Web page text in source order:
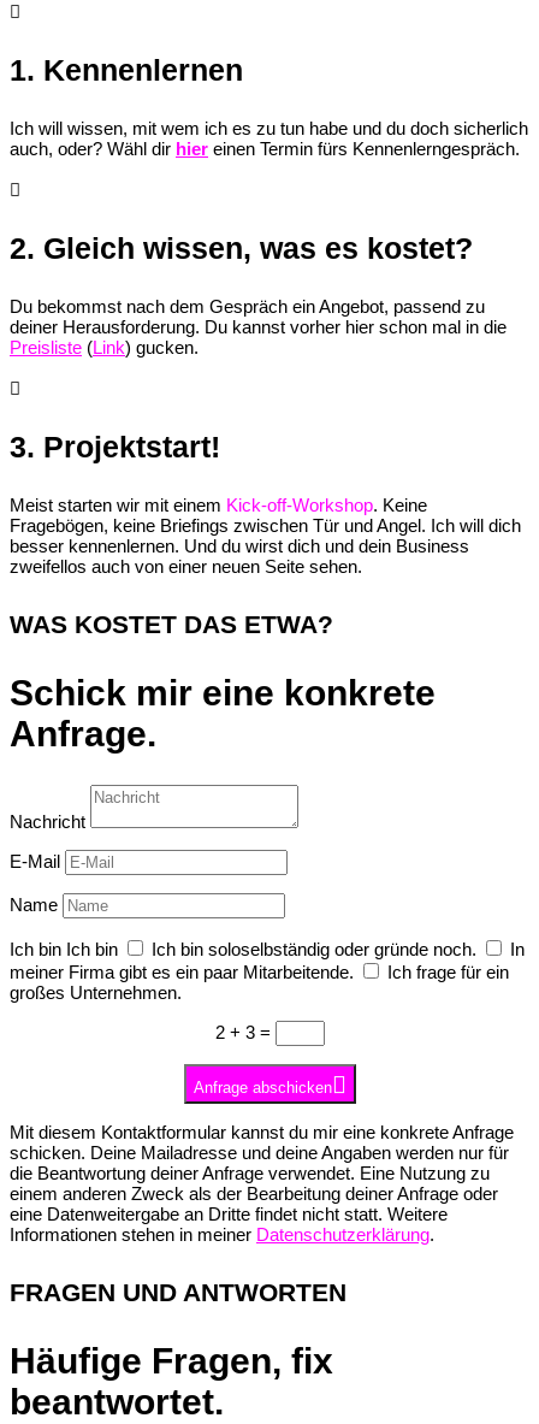

1. Kennenlernen
Ich will wissen, mit wem ich es zu tun habe und du doch sicherlich
auch, oder? Wähl dir hier einen Termin fürs Kennenlerngespräch.

2. Gleich wissen, was es kostet?
Du bekommst nach dem Gespräch ein Angebot, passend zu
deiner Herausforderung. Du kannst vorher hier schon mal in die
Preisliste (Link) gucken.

3. Projektstart!
Meist starten wir mit einem Kick-off-Workshop. Keine
Fragebögen, keine Briefings zwischen Tür und Angel. Ich will dich
besser kennenlernen. Und du wirst dich und dein Business
zweifellos auch von einer neuen Seite sehen.
WAS KOSTET DAS ETWA?
Schick mir eine konkrete
Anfrage.
Nachricht
E-Mail
Name
Ich bin Ich bin Ich bin soloselbständig oder gründe noch.
In
meiner Firma gibt es ein paar Mitarbeitende.
Ich frage für ein
großes Unternehmen.
2 + 3=
Anfrage abschicken
Mit diesem Kontaktformular kannst du mir eine konkrete Anfrage
schicken. Deine Mailadresse und deine Angaben werden nur für
die Beantwortung deiner Anfrage verwendet. Eine Nutzung zu
einem anderen Zweck als der Bearbeitung deiner Anfrage oder
eine Datenweitergabe an Dritte findet nicht statt. Weitere
Informationen stehen in meiner Datenschutzerklärung.
FRAGEN UND ANTWORTEN
Häufige Fragen, fix
beantwortet.